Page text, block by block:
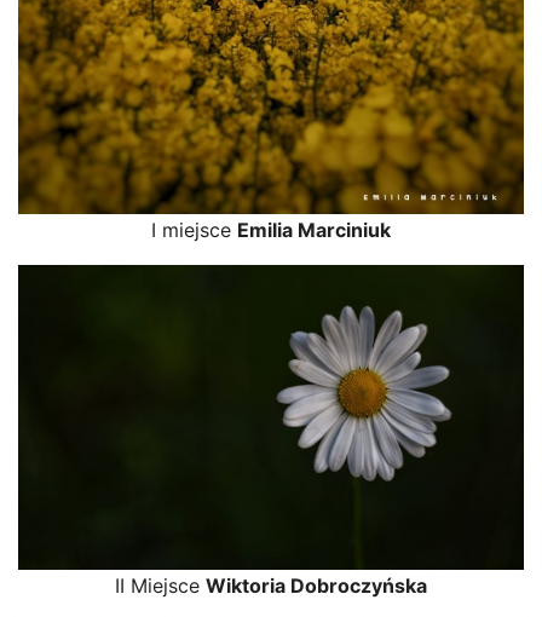
I miejsce Emilia Marciniuk
II Miejsce Wiktoria Dobroczyńska